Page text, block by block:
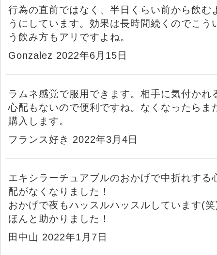
行為の直前ではなく、半日くらい前から飲む
うにしています。効果は長時間続くのでこう
う飲み方もアリですよね。
Gonzalez 2022年6月15日
ラムネ感覚で服用できます。相手に気付かれ
心配もないので便利ですね。なくなったらま
購入します。
フランス好き 2022年3月4日
エキシラーチュアブルのおかげで中折れする
配がなくなりました！
おかげで夜もハッスルハッスルしています(
ほんと助かりました！
田中山 2022年1月7日